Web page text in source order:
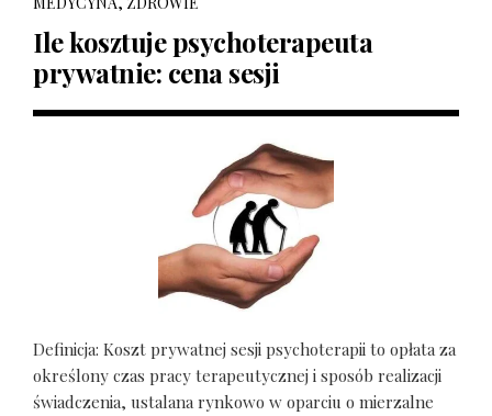
Ile kosztuje psychoterapeuta
prywatnie: cena sesji
Definicja: Koszt prywatnej sesji psychoterapii to opłata za
określony czas pracy terapeutycznej i sposób realizacji
świadczenia, ustalana rynkowo w oparciu o mierzalne